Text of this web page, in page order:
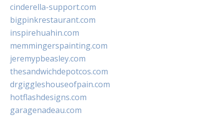
cinderella-support.com
bigpinkrestaurant.com
inspirehuahin.com
memmingerspainting.com
jeremypbeasley.com
thesandwichdepotcos.com
drgiggleshouseofpain.com
hotflashdesigns.com
garagenadeau.com